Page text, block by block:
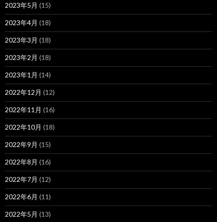
2023年5月 (15)
2023年4月 (18)
2023年3月 (18)
2023年2月 (18)
2023年1月 (14)
2022年12月 (12)
2022年11月 (16)
2022年10月 (18)
2022年9月 (15)
2022年8月 (16)
2022年7月 (12)
2022年6月 (11)
2022年5月 (13)